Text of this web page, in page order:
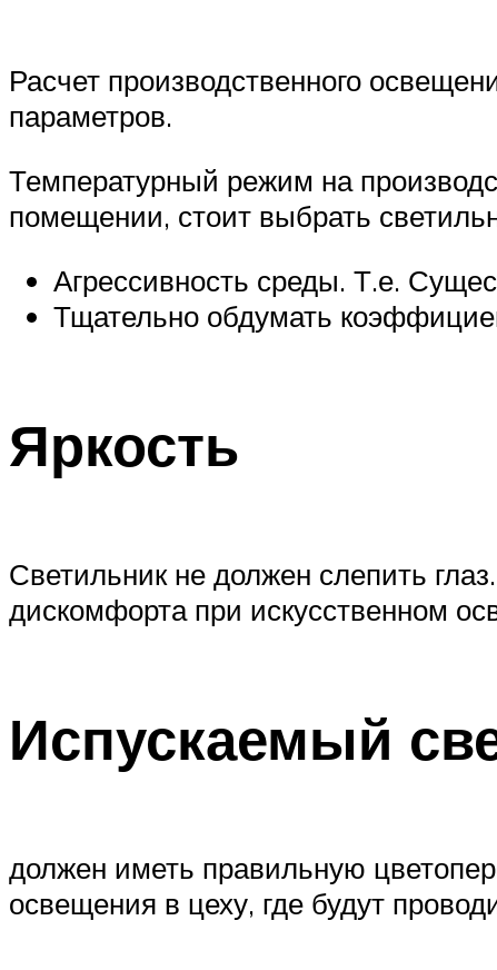
Расчет производственного
параметров.
Температурный режим на
помещении, стоит выбрать
Агрессивность среды. Т.е.
Тщательно обдумать
Яркость
Светильник не должен слепить
дискомфорта при искусственном
Испускаемый
должен иметь правильную
освещения в цеху, где будут